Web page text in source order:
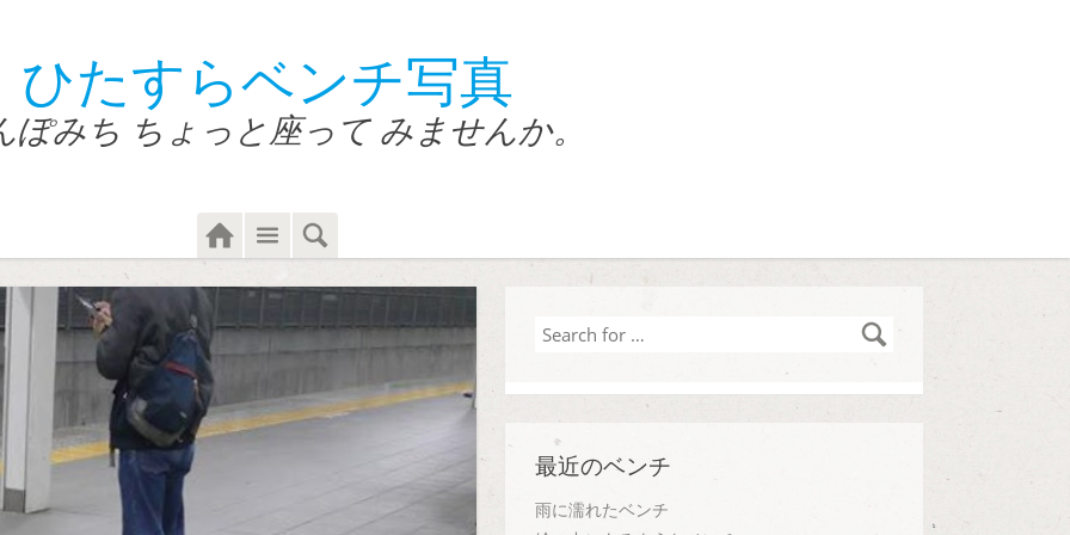
ひたすらベンチ写真
ぽみち ちょっと座って みませんか。
HomeMenuSearch
Search
最近のベンチ
雨に濡れたベンチ